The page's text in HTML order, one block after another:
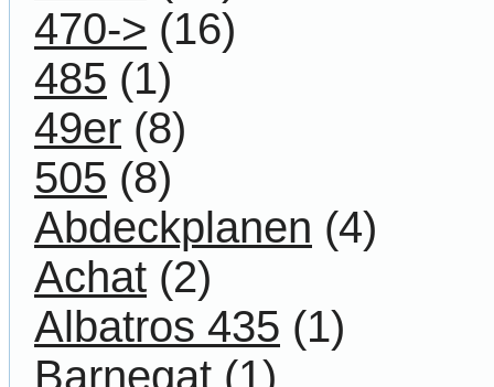
470-> (16)
485 (1)
49er (8)
505 (8)
Abdeckplanen (4)
Achat (2)
Albatros 435 (1)
Barnegat (1)